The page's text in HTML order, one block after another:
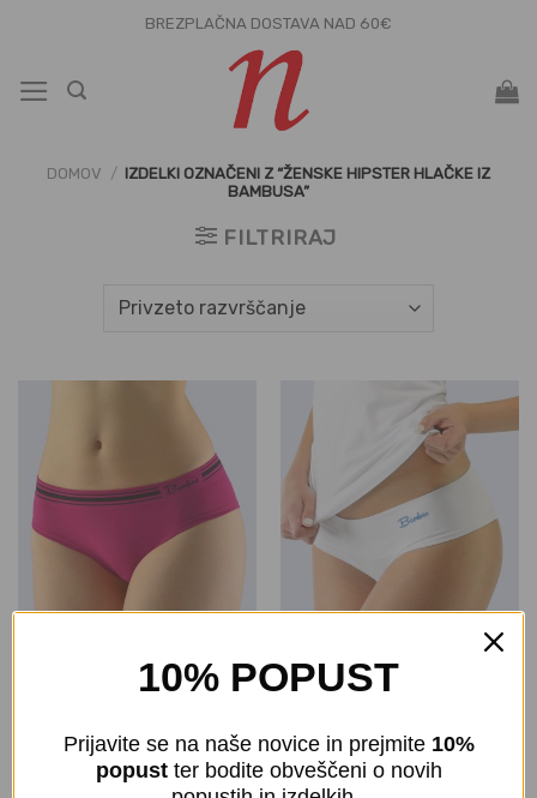
vsebino
BREZPLAČNA DOSTAVA NAD 60€
DOMOV / IZDELKI OZNAČENI Z “ŽENSKE HIPSTER HLAČKE IZ
BAMBUSA”
FILTRIRAJ
Hipster hlačke | Natural
8,00 z DDV
Hipster hlačke | Natural
€8,00 z DDV
10% POPUST
Prijavite se na naše novice in prejmite 10%
popust ter bodite obveščeni o novih